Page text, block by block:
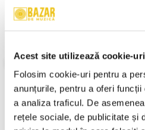
Acest site utilizează cookie-uri
Folosim cookie-uri pentru a
anunțurile, pentru a oferi
a analiza traficul. De
rețele sociale, de publicitate și
B2. Riding On The L&N
B3. Hold That Train
Stare Disc:Near Mint (NM or M-)
Informatii conformitate produs
Review-uri (0)